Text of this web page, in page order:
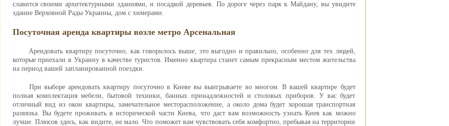
славится своими архитектурными зданиями, и посадкой деревьев. По дороге через парк к Майдану, вы увидите
здание Верховной Рады Украины, дом с химерами.
Посуточная аренда квартиры возле метро Арсенальная
Арендовать квартиру посуточно, как говорилось выше, это выгодно и правильно, особенно для тех людей,
которые приехали в Украину в качестве туристов. Именно квартира станет самым прекрасным местом жительства
на период вашей запланированной поездки.
При выборе арендовать квартиру посуточно в Киеве вы выигрываете во многом. В вашей квартире будет
полная комплектация мебели, бытовой техники, банных принадлежностей и столовых приборов. У вас будет
отличный вид из окон квартиры, замечательное месторасположение, а около дома будет хорошая транспортная
развязка. Вы будете проживать в исторической части Киева, что даст вам возможность узнать Киев как можно
лучше. Плюсов здесь, как видите, не мало. Что поможет вам чувствовать себя комфортно, пребывая на территории